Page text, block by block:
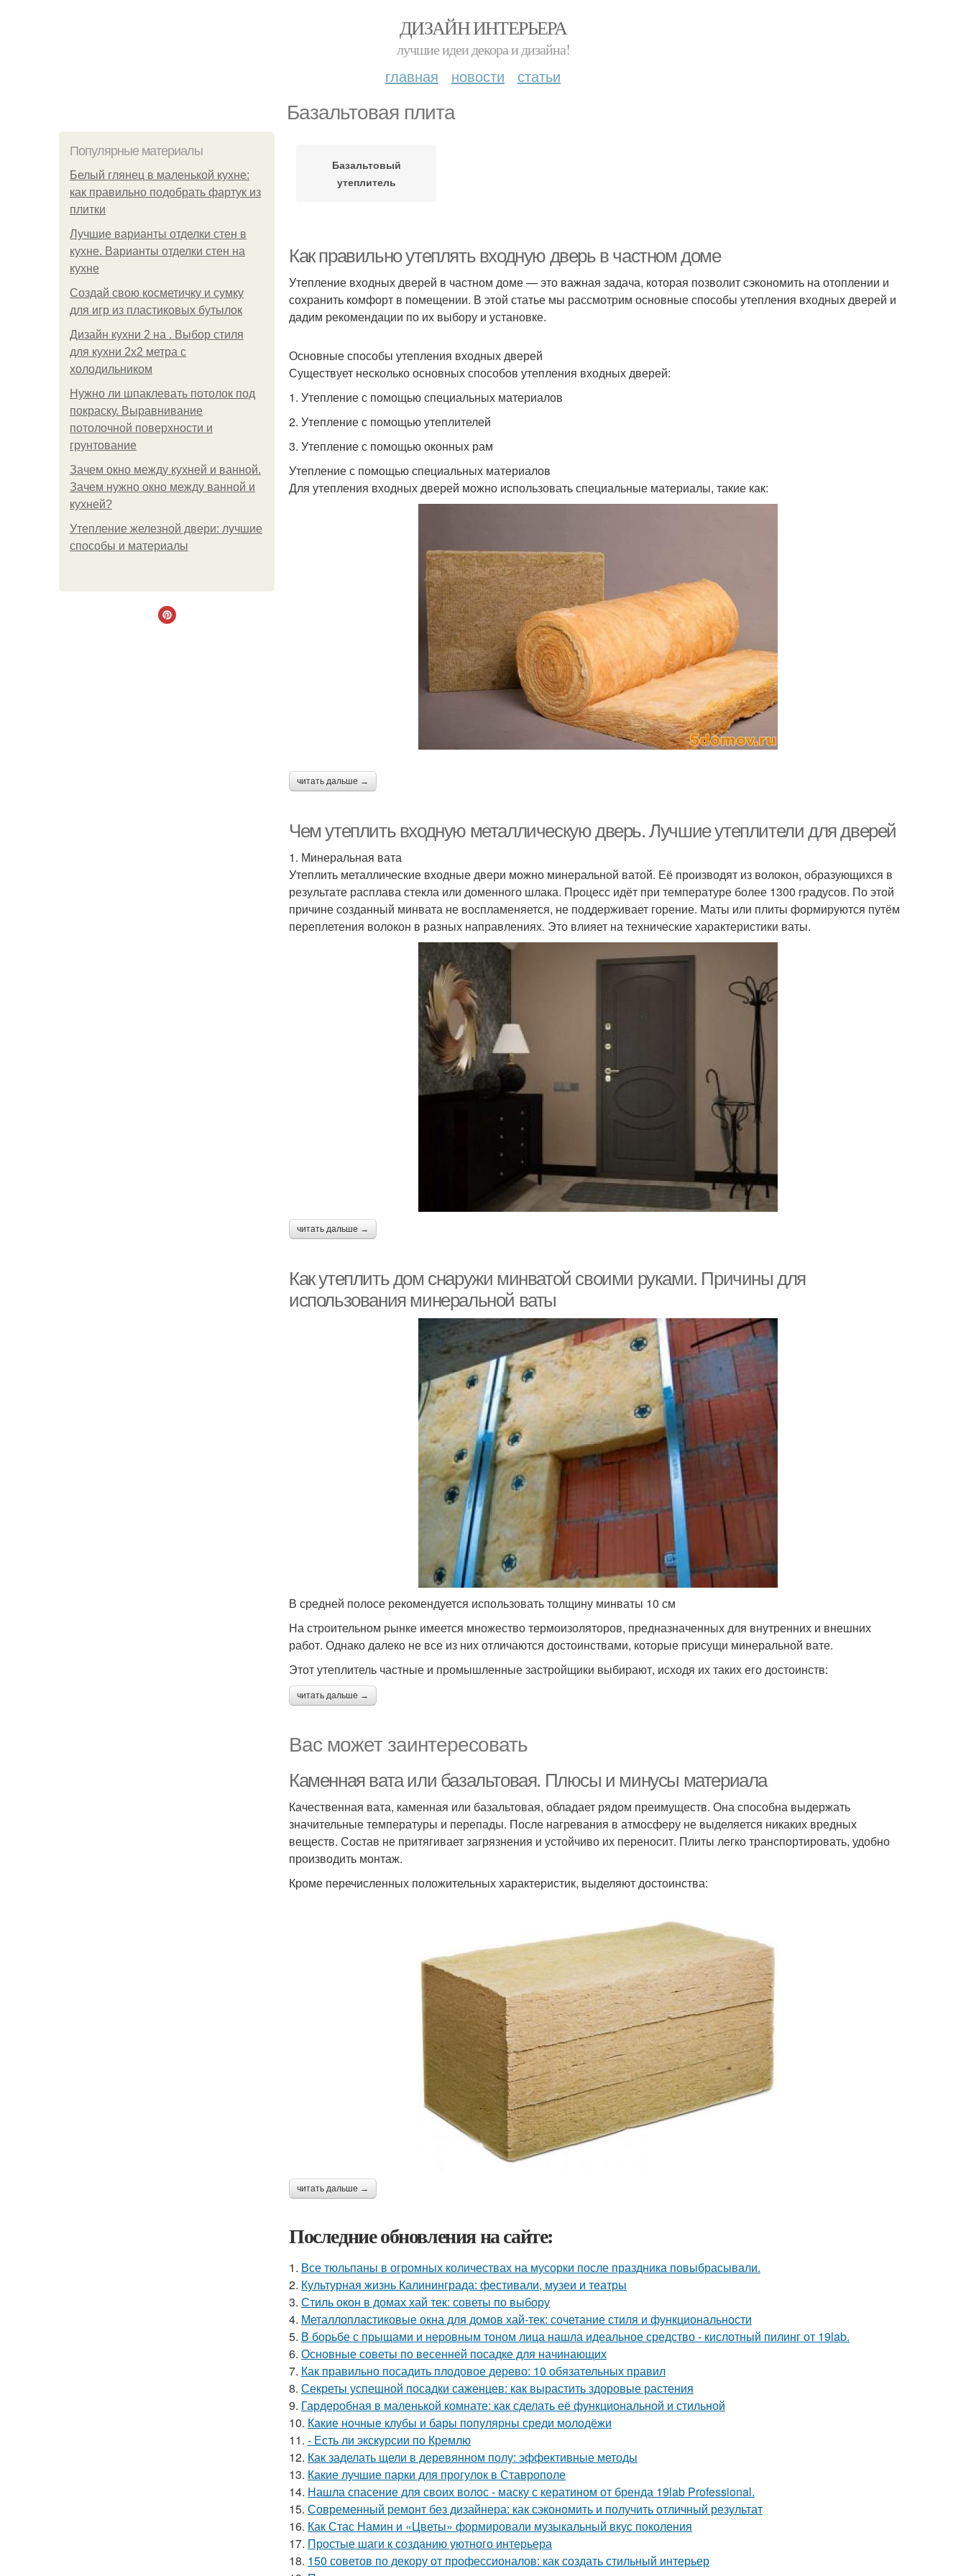
ДИЗАЙН ИНТЕРЬЕРА
лучшие идеи декора и дизайна!
главная новости статьи
Базальтовая плита
Популярные материалы
Белый глянец в маленькой кухне:
как правильно подобрать фартук из
плитки
Лучшие варианты отделки стен в
кухне. Варианты отделки стен на
кухне
Создай свою косметичку и сумку
для игр из пластиковых бутылок
Дизайн кухни 2 на . Выбор стиля
для кухни 2х2 метра с
холодильником
Нужно ли шпаклевать потолок под
покраску. Выравнивание
потолочной поверхности и
грунтование
Зачем окно между кухней и ванной.
Зачем нужно окно между ванной и
кухней?
Утепление железной двери: лучшие
способы и материалы
Базальтовый
утеплитель
Как правильно утеплять входную дверь в частном доме
Утепление входных дверей в частном доме — это важная задача, которая позволит сэкономить на отоплении и
сохранить комфорт в помещении. В этой статье мы рассмотрим основные способы утепления входных дверей и
дадим рекомендации по их выбору и установке.
Основные способы утепления входных дверей
Существует несколько основных способов утепления входных дверей:
1. Утепление с помощью специальных материалов
2. Утепление с помощью утеплителей
3. Утепление с помощью оконных рам
Утепление с помощью специальных материалов
Для утепления входных дверей можно использовать специальные материалы, такие как:
читать дальше →
Чем утеплить входную металлическую дверь. Лучшие утеплители для дверей
1. Минеральная вата
Утеплить металлические входные двери можно минеральной ватой. Её производят из волокон, образующихся в
результате расплава стекла или доменного шлака. Процесс идёт при температуре более 1300 градусов. По этой
причине созданный минвата не воспламеняется, не поддерживает горение. Маты или плиты формируются путём
переплетения волокон в разных направлениях. Это влияет на технические характеристики ваты.
читать дальше →
Как утеплить дом снаружи минватой своими руками. Причины для
использования минеральной ваты
В средней полосе рекомендуется использовать толщину минваты 10 см
На строительном рынке имеется множество термоизоляторов, предназначенных для внутренних и внешних
работ. Однако далеко не все из них отличаются достоинствами, которые присущи минеральной вате.
Этот утеплитель частные и промышленные застройщики выбирают, исходя их таких его достоинств:
читать дальше →
Вас может заинтересовать
Каменная вата или базальтовая. Плюсы и минусы материала
Качественная вата, каменная или базальтовая, обладает рядом преимуществ. Она способна выдержать
значительные температуры и перепады. После нагревания в атмосферу не выделяется никаких вредных
веществ. Состав не притягивает загрязнения и устойчиво их переносит. Плиты легко транспортировать, удобно
производить монтаж.
Кроме перечисленных положительных характеристик, выделяют достоинства:
читать дальше →
Последние обновления на сайте:
1. Все тюльпаны в огромных количествах на мусорки после праздника повыбрасывали.
2. Культурная жизнь Калининграда: фестивали, музеи и театры
3. Стиль окон в домах хай тек: советы по выбору
4. Металлопластиковые окна для домов хай-тек: сочетание стиля и функциональности
5. В борьбе с прыщами и неровным тоном лица нашла идеальное средство - кислотный пилинг от 19lab.
6. Основные советы по весенней посадке для начинающих
7. Как правильно посадить плодовое дерево: 10 обязательных правил
8. Секреты успешной посадки саженцев: как вырастить здоровые растения
9. Гардеробная в маленькой комнате: как сделать её функциональной и стильной
10. Какие ночные клубы и бары популярны среди молодёжи
11. - Есть ли экскурсии по Кремлю
12. Как заделать щели в деревянном полу: эффективные методы
13. Какие лучшие парки для прогулок в Ставрополе
14. Нашла спасение для своих волос - маску с кератином от бренда 19lab Professional.
15. Современный ремонт без дизайнера: как сэкономить и получить отличный результат
16. Как Стас Намин и «Цветы» формировали музыкальный вкус поколения
17. Простые шаги к созданию уютного интерьера
18. 150 советов по декору от профессионалов: как создать стильный интерьер